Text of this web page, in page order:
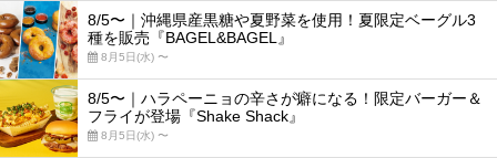
8/5〜｜沖縄県産黒糖や夏野菜を使用！夏限定ベーグル3
種を販売『BAGEL&BAGEL』
8月5日(水) 〜
8/5〜｜ハラペーニョの辛さが癖になる！限定バーガー＆
フライが登場『Shake Shack』
8月5日(水) 〜